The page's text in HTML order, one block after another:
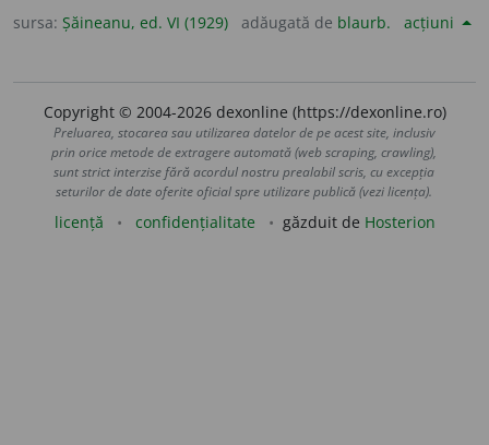
sursa: Șăineanu, ed. VI (1929) adăugată de blaurb. acțiuni
Copyright © 2004-2026 dexonline (https://dexonline.ro)
Preluarea, stocarea sau utilizarea datelor de pe acest site, inclusiv
prin orice metode de extragere automată (web scraping, crawling),
sunt strict interzise fără acordul nostru prealabil scris, cu excepția
seturilor de date oferite oficial spre utilizare publică (vezi licența).
licență confidențialitate găzduit de Hosterion